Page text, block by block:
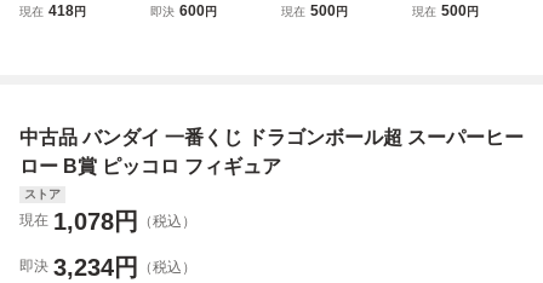
プレスト 超造集
現在 418円
ピッコロ フィギュ
即決 600円
ンボール SCulture
現在 500円
2009 リアルワー
貴重
現在 500円
中古品 バンダイ 一番くじ ドラゴンボール超 スーパーヒー
ロー B賞 ピッコロ フィギュア
ストア
現在 1,078円 （税込）
即決 3,234円 （税込）